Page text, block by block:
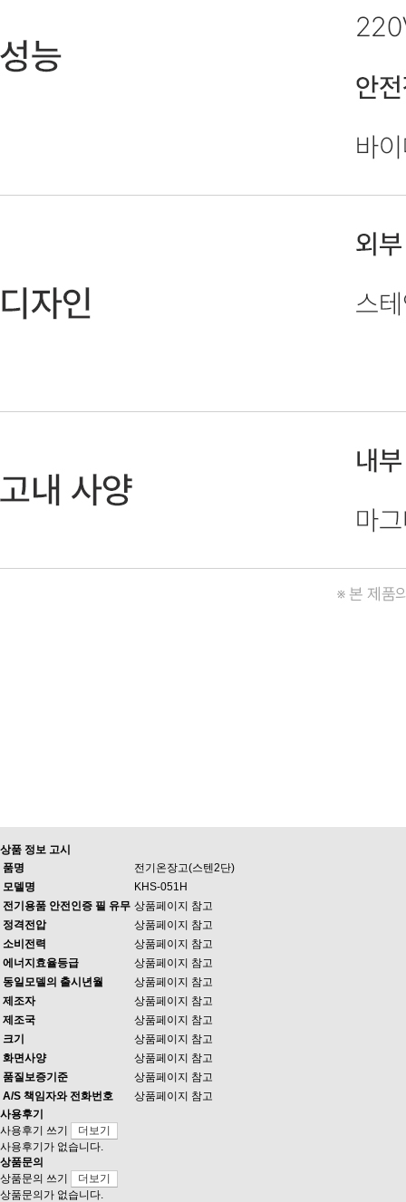
상품 정보 고시
품명
전기온장고(스텐2단)
모델명
KHS-051H
전기용품 안전인증 필 유무 상품페이지 참고
정격전압
상품페이지 참고
소비전력
상품페이지 참고
에너지효율등급
상품페이지 참고
동일모델의 출시년월
상품페이지 참고
제조자
상품페이지 참고
제조국
상품페이지 참고
크기
상품페이지 참고
화면사양
상품페이지 참고
품질보증기준
상품페이지 참고
A/S 책임자와 전화번호
상품페이지 참고
사용후기
사용후기 쓰기
더보기
사용후기가 없습니다.
상품문의
상품문의 쓰기
더보기
상품문의가 없습니다.